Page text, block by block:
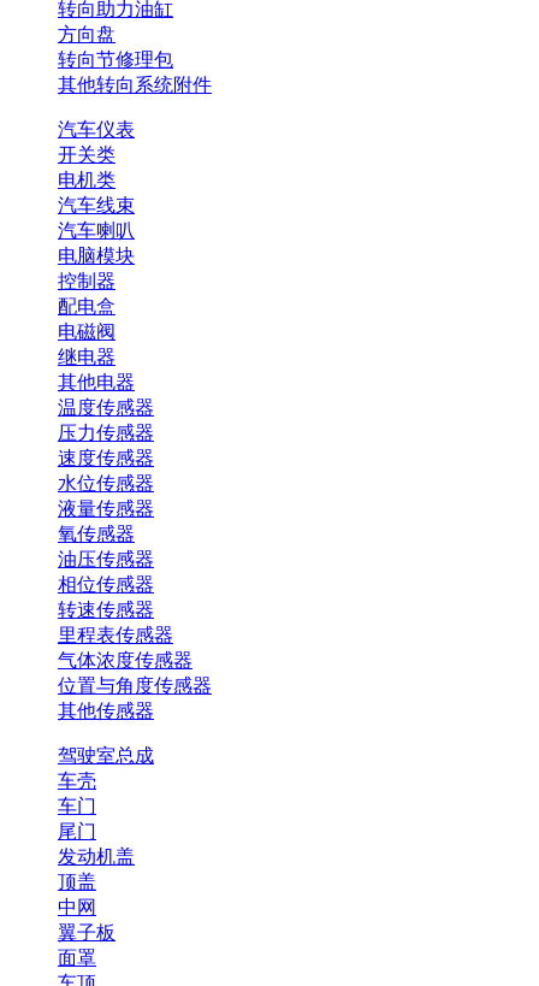
转向助力油缸
方向盘
转向节修理包
其他转向系统附件
汽车仪表
开关类
电机类
汽车线束
汽车喇叭
电脑模块
控制器
配电盒
电磁阀
继电器
其他电器
温度传感器
压力传感器
速度传感器
水位传感器
液量传感器
氧传感器
油压传感器
相位传感器
转速传感器
里程表传感器
气体浓度传感器
位置与角度传感器
其他传感器
驾驶室总成
车壳
车门
尾门
发动机盖
顶盖
中网
翼子板
面罩